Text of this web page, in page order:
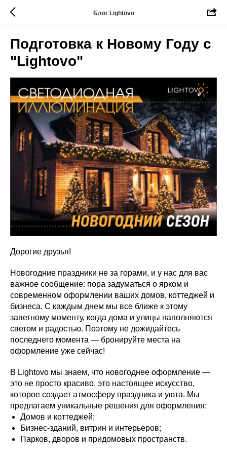
Блог Lightovo
Подготовка к Новому Году с
"Lightovo"
Дорогие друзья!
Новогодние праздники не за горами, и у нас для вас
важное сообщение: пора задуматься о ярком и
современном оформлении ваших домов, коттеджей и
бизнеса. С каждым днем мы все ближе к этому
заветному моменту, когда дома и улицы наполняются
светом и радостью. Поэтому не дожидайтесь
последнего момента — бронируйте места на
оформление уже сейчас!
В Lightovo мы знаем, что новогоднее оформление —
это не просто красиво, это настоящее искусство,
которое создает атмосферу праздника и уюта. Мы
предлагаем уникальные решения для оформления:
Домов и коттеджей;
Бизнес-зданий, витрин и интерьеров;
Парков, дворов и придомовых пространств.